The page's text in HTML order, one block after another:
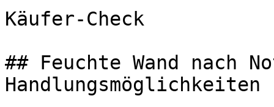
Käufer-Check
## Feuchte Wand nach
Handlungsmöglichkeiten